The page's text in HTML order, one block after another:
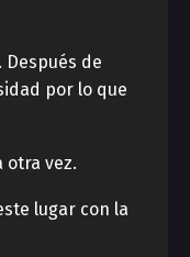
Después de
por lo que
otra vez.
lugar con la